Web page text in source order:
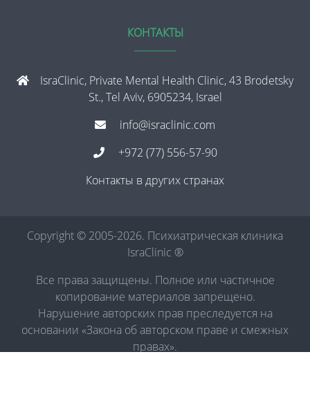
КОНТАКТЫ
IsraClinic, Private Mental Health Clinic, 43 Brodetsky
St., Tel Aviv, 6905234, Israel
info@israclinic.com
+972 (77) 556-57-90
Контакты в других странах
Copyright © 2005-2026. Психиатрическая клиника
IsraClinic ®
Все права защищены. Полное или частичное
копирование материалов запрещено.
Нарушение авторских прав преследуется на
основании «Закона об авторском праве и смежных
правах».